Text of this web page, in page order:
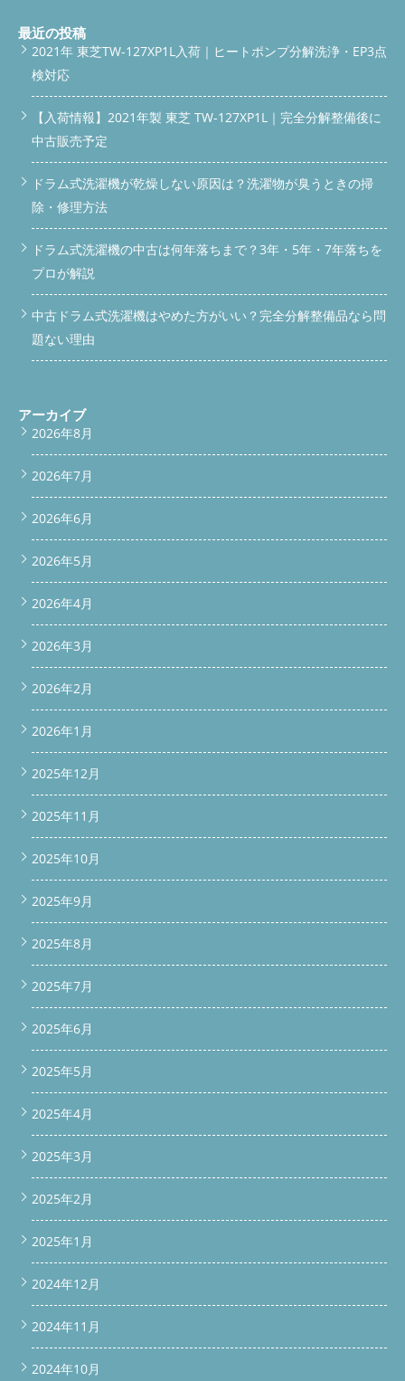
最近の投稿
2021年 東芝TW-127XP1L入荷｜ヒートポンプ分解洗浄・EP3点
検対応
【入荷情報】2021年製 東芝 TW-127XP1L｜完全分解整備後に
中古販売予定
ドラム式洗濯機が乾燥しない原因は？洗濯物が臭うときの掃
除・修理方法
ドラム式洗濯機の中古は何年落ちまで？3年・5年・7年落ちを
プロが解説
中古ドラム式洗濯機はやめた方がいい？完全分解整備品なら問
題ない理由
アーカイブ
2026年8月
2026年7月
2026年6月
2026年5月
2026年4月
2026年3月
2026年2月
2026年1月
2025年12月
2025年11月
2025年10月
2025年9月
2025年8月
2025年7月
2025年6月
2025年5月
2025年4月
2025年3月
2025年2月
2025年1月
2024年12月
2024年11月
2024年10月